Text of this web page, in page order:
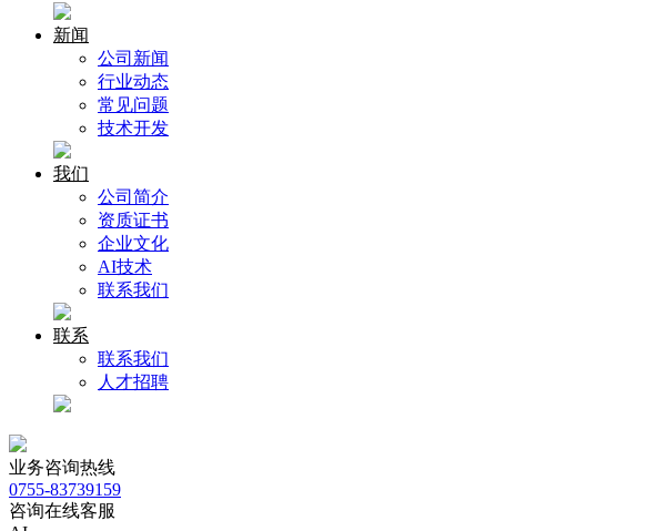
新闻
公司新闻
行业动态
常见问题
技术开发
我们
公司简介
资质证书
企业文化
AI技术
联系我们
联系
联系我们
人才招聘
业务咨询热线
0755-83739159
咨询在线客服